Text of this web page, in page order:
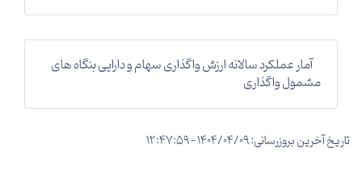
آمار عملکرد سالانه ارزش واگذاری سهام و دارایی بنگاه های
مشمول واگذاری
تاریخ آخرین بروزرسانی: 1404/04/09 - 12:47:59